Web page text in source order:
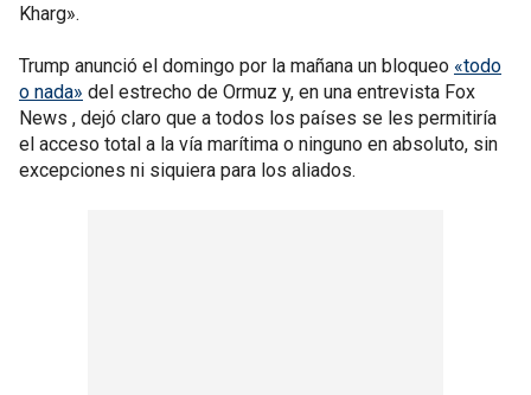
Kharg».
Trump anunció el domingo por la mañana un bloqueo «todo
o nada» del estrecho de Ormuz y, en una entrevista Fox
News , dejó claro que a todos los países se les permitiría
el acceso total a la vía marítima o ninguno en absoluto, sin
excepciones ni siquiera para los aliados.